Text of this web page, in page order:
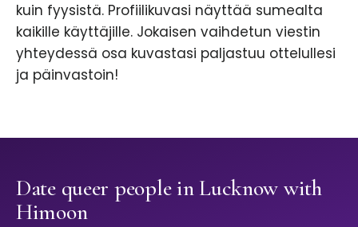
kuin fyysistä. Profiilikuvasi näyttää sumealta
kaikille käyttäjille. Jokaisen vaihdetun viestin
yhteydessä osa kuvastasi paljastuu ottelullesi
ja päinvastoin!
Date queer people in Lucknow with
Himoon